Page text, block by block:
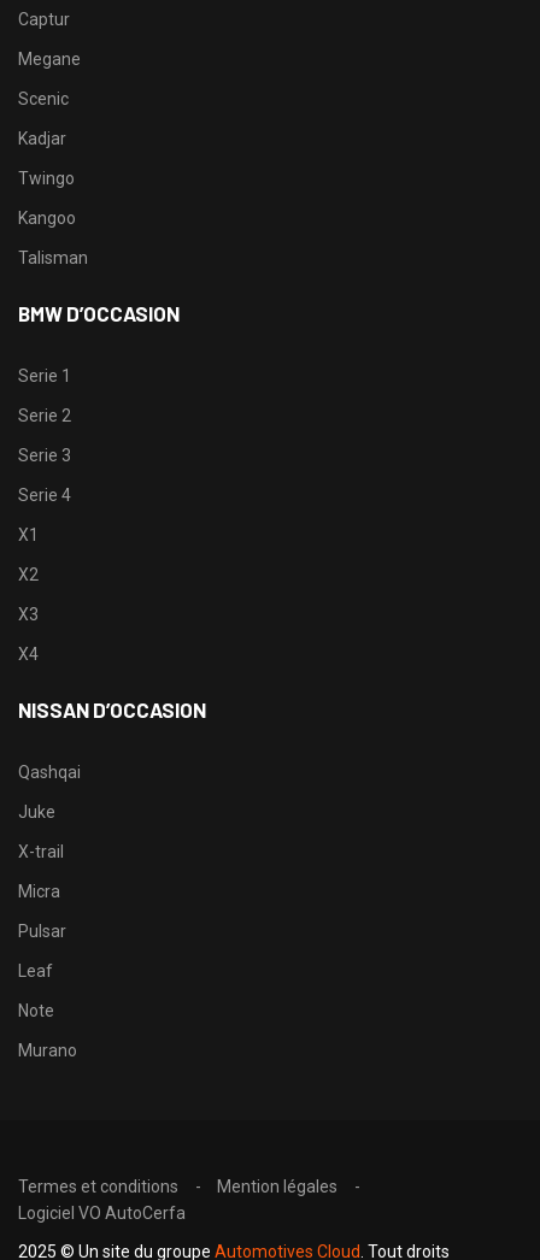
Captur
Megane
Scenic
Kadjar
Twingo
Kangoo
Talisman
BMW D’OCCASION
Serie 1
Serie 2
Serie 3
Serie 4
X1
X2
X3
X4
NISSAN D’OCCASION
Qashqai
Juke
X-trail
Micra
Pulsar
Leaf
Note
Murano
Termes et conditions
Mention légales
Logiciel VO AutoCerfa
2025 © Un site du groupe Automotives Cloud. Tout droits